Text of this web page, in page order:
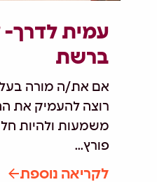
עמית לדרך-
ברשת
אם את/ה מורה בעל/
רוצה להעמיק את
משמעות ולהיות
פורץ...
לקריאה נוספת